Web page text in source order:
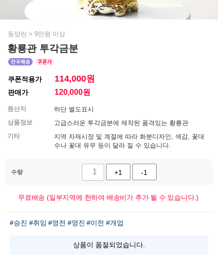
동양란 > 9만원 이상
황룡관 투각금분
쿠폰적용가 114,000원
판매가 120,000원
원산지
하단 별도표시
상품정보
고급스러운 투각금분에 제작된 품격있는 황룡관
기타
지역 자재시장 및 계절에 따라 화분디자인, 색감, 꽃대
수나 꽃대 유무 등이 달라 질 수 있습니다.
수량 +1 -1
무료배송 (일부지역에 한하여 배송비가 추가 될 수 있습니다.)
#승진 #취임 #영전 #영진 #이전 #개업
상품이 품절되었습니다.